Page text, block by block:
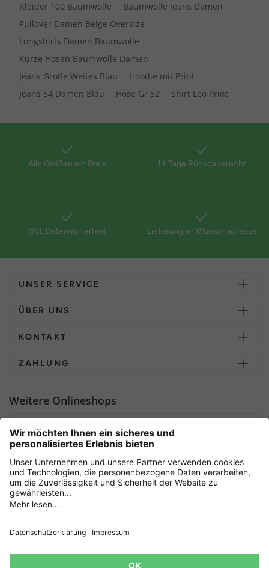
Kleider 100 Baumwolle
Baumwolle Jeans Damen
Pullover Damen Beige Oversize
Longshirts Damen Baumwolle
Kurze Hosen Baumwolle Damen
Jeans Große Weites Blau
Hoodie mit Print
Jeans 54 Damen Blau
Hose Gr 52 Shirt Leo Print
Alle Größen ein Preis 14 Tage Rückgaberecht
SSL Datensicherheit Lieferung an Wunschadresse
UNSER SERVICE
ÜBER UNS
KONTAKT
ZAHLUNG
Weitere Onlineshops
Sicher einkaufen mit
Widerrufsrecht
Newsletter